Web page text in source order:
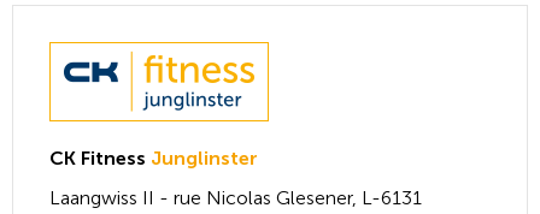
CK Fitness Junglinster
Laangwiss II - rue Nicolas Glesener, L-6131